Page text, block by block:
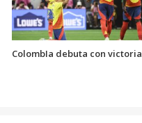
ColombIa debuta con victoria